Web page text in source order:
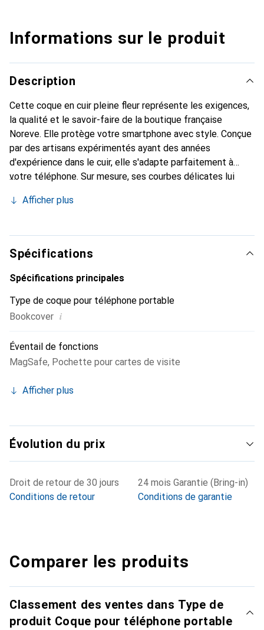
Informations sur le produit
Description
Cette coque en cuir pleine fleur représente les exigences,
la qualité et le savoir-faire de la boutique française
Noreve. Elle protège votre smartphone avec style. Conçue
par des artisans expérimentés ayant des années
d'expérience dans le cuir, elle s'adapte parfaitement à
votre téléphone. Sur mesure, ses courbes délicates lui
l'accessoire chic et indispensable pour votre smartphone.
haute qualité, la marque Noreve est un choix fiable pour
une clientèle exigeante.
Afficher plus
Spécifications
Spécifications principales
Type de coque pour téléphone portable
Bookcover i
Éventail de fonctions
MagSafe, Pochette pour cartes de visite
Afficher plus
Évolution du prix
Droit de retour de 30 jours
Conditions de retour
24 mois Garantie (Bring-in)
Conditions de garantie
Comparer les produits
Classement des ventes dans Type de
produit Coque pour téléphone portable